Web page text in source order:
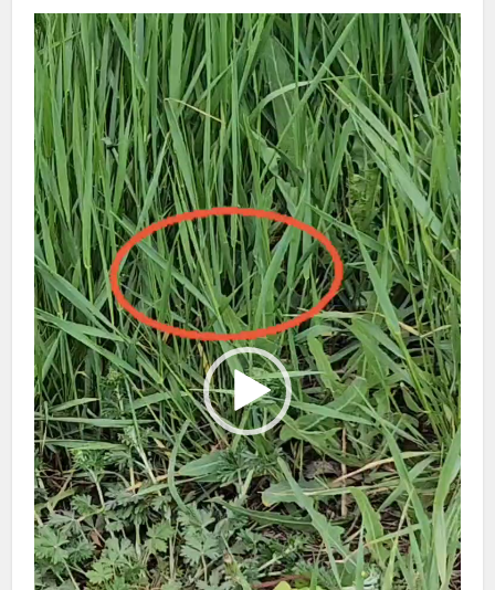
Видеоплеер